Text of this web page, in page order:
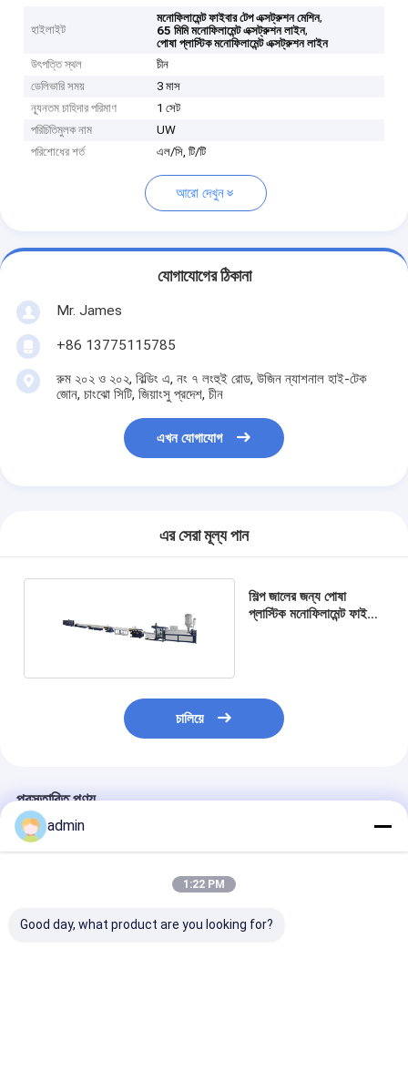
হাইলাইট
মনোফিলামেন্ট ফাইবার টেপ এক্সট্রুশন মেশিন,
65 মিমি মনোফিলামেন্ট এক্সট্রুশন লাইন,
পোষা প্লাস্টিক মনোফিলামেন্ট এক্সট্রুশন লাইন
উৎপত্তি স্থল
চীন
ডেলিভারি সময়
3 মাস
ন্যূনতম চাহিদার পরিমাণ
1 সেট
পরিচিতিমুলক নাম
UW
পরিশোধের শর্ত
এল/সি, টি/টি
আরো দেখুন
যোগাযোগের ঠিকানা
Mr. James
+86 13775115785
রুম ২০২ ও ২০২, বিল্ডিং এ, নং ৭ লংহুই রোড, উজিন ন্যাশনাল হাই-টেক
জোন, চাংঝো সিটি, জিয়াংসু প্রদেশ, চীন
এখন যোগাযোগ
এর সেরা মূল্য পান
শিল্প জালের জন্য পোষা
প্লাস্টিক মনোফিলামেন্ট ফাইবার
চালিয়ে
প্রস্তাবিত পণ্য
admin
1:22 PM
Good day, what product are you looking for?